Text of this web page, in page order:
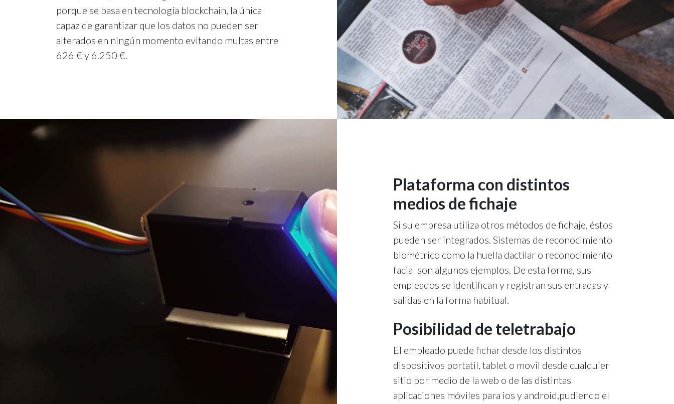
porque se basa en tecnología blockchain, la única
capaz de garantizar que los datos no pueden ser
alterados en ningún momento evitando multas entre
626 € y 6.250 €.
Plataforma con distintos
medios de fichaje
Si su empresa utiliza otros métodos de fichaje, éstos
pueden ser integrados. Sistemas de reconocimiento
biométrico como la huella dactilar o reconocimiento
facial son algunos ejemplos. De esta forma, sus
empleados se identifican y registran sus entradas y
salidas en la forma habitual.
Posibilidad de teletrabajo
El empleado puede fichar desde los distintos
dispositivos portatil, tablet o movil desde cualquier
sitio por medio de la web o de las distintas
aplicaciones móviles para ios y android,pudiendo el